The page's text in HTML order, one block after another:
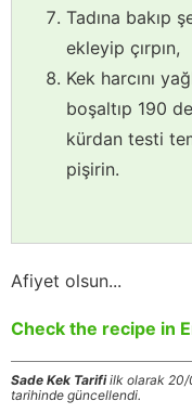
Tadına bakıp
ekleyip çırpın,
Kek harcını
boşaltıp 190
kürdan testi
pişirin.
Afiyet olsun...
Check the recipe in
Sade Kek Tarifiilk olarak 20/
tarihinde güncellendi.